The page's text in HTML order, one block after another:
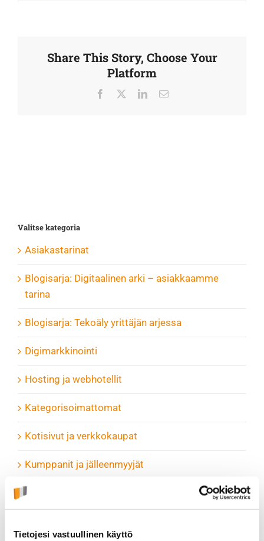
Tietojesi vastuullinen käyttö
Share This Story, Choose Your
Platform
Facebook LinkedInSähköposti
Valitse kategoria
Asiakastarinat
Blogisarja: Digitaalinen arki – asiakkaamme
tarina
Blogisarja: Tekoäly yrittäjän arjessa
Digimarkkinointi
Hosting ja webhotellit
Kategorisoimattomat
Kotisivut ja verkkokaupat
Kumppanit ja jälleenmyyjät
Louhi PRO